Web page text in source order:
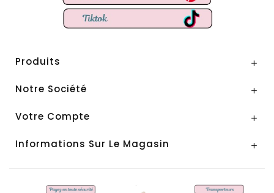
Produits 
Notre Société 
Votre Compte 
Informations Sur Le Magasin 